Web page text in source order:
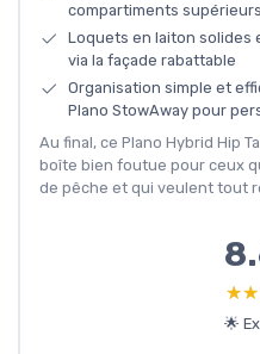
compartiments
Loquets en laiton solides
via la façade rabattable
Organisation simple et
Plano StowAway pour
Au final, ce Plano Hybrid Hip
boîte bien foutue pour ceux
de pêche et qui veulent tout
🌟